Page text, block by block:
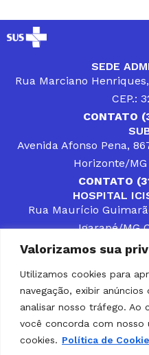
Valorizamos sua
Utilizamos cookies para
navegação, exibir
analisar nosso tráfego. Ao
você concorda com nosso
cookies. Política de
SEDE
Rua Marciano
CEP.:
CONTATO
Avenida Afonso Pena,
Horizonte/MG
CONTATO
HOSPITAL
Rua Maurício
Igarapé/MG
CONTATOS (31) 3512-
DESENVOLVER
PÚBLICOS QUE
POPULAÇÃO DA
PARCEIRO DOS
SOLUÇÃO DE
GESTORES
Home Institucional